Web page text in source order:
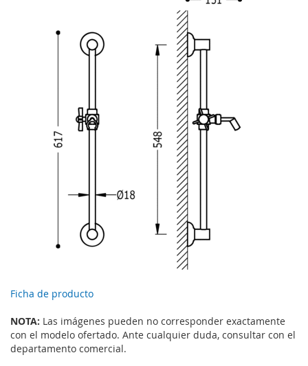
Ficha de producto
NOTA: Las imágenes pueden no corresponder exactamente
con el modelo ofertado. Ante cualquier duda, consultar con el
departamento comercial.